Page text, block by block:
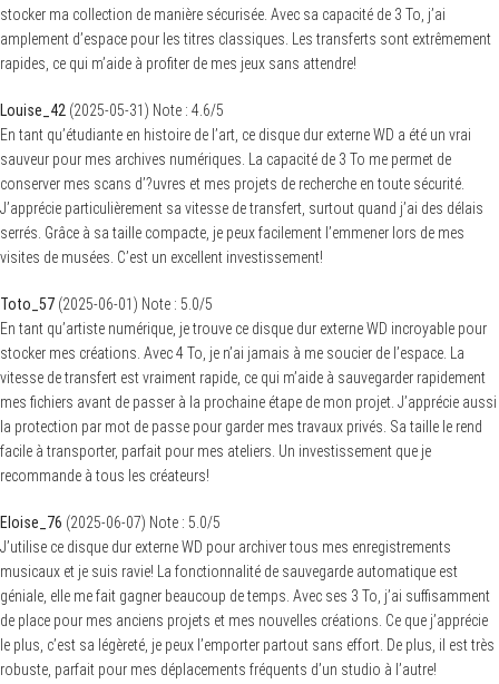
stocker ma collection de manière sécurisée. Avec sa capacité de 3 To, j’ai
amplement d’espace pour les titres classiques. Les transferts sont extrêmement
rapides, ce qui m’aide à profiter de mes jeux sans attendre!
Louise_42 (2025-05-31) Note : 4.6/5
En tant qu’étudiante en histoire de l’art, ce disque dur externe WD a été un vrai
sauveur pour mes archives numériques. La capacité de 3 To me permet de
conserver mes scans d’?uvres et mes projets de recherche en toute sécurité.
J’apprécie particulièrement sa vitesse de transfert, surtout quand j’ai des délais
serrés. Grâce à sa taille compacte, je peux facilement l’emmener lors de mes
visites de musées. C’est un excellent investissement!
Toto_57 (2025-06-01) Note : 5.0/5
En tant qu’artiste numérique, je trouve ce disque dur externe WD incroyable pour
stocker mes créations. Avec 4 To, je n’ai jamais à me soucier de l’espace. La
vitesse de transfert est vraiment rapide, ce qui m’aide à sauvegarder rapidement
mes fichiers avant de passer à la prochaine étape de mon projet. J’apprécie aussi
la protection par mot de passe pour garder mes travaux privés. Sa taille le rend
facile à transporter, parfait pour mes ateliers. Un investissement que je
recommande à tous les créateurs!
Eloise_76 (2025-06-07) Note : 5.0/5
J’utilise ce disque dur externe WD pour archiver tous mes enregistrements
musicaux et je suis ravie! La fonctionnalité de sauvegarde automatique est
géniale, elle me fait gagner beaucoup de temps. Avec ses 3 To, j’ai suffisamment
de place pour mes anciens projets et mes nouvelles créations. Ce que j’apprécie
le plus, c’est sa légèreté, je peux l’emporter partout sans effort. De plus, il est très
robuste, parfait pour mes déplacements fréquents d’un studio à l’autre!